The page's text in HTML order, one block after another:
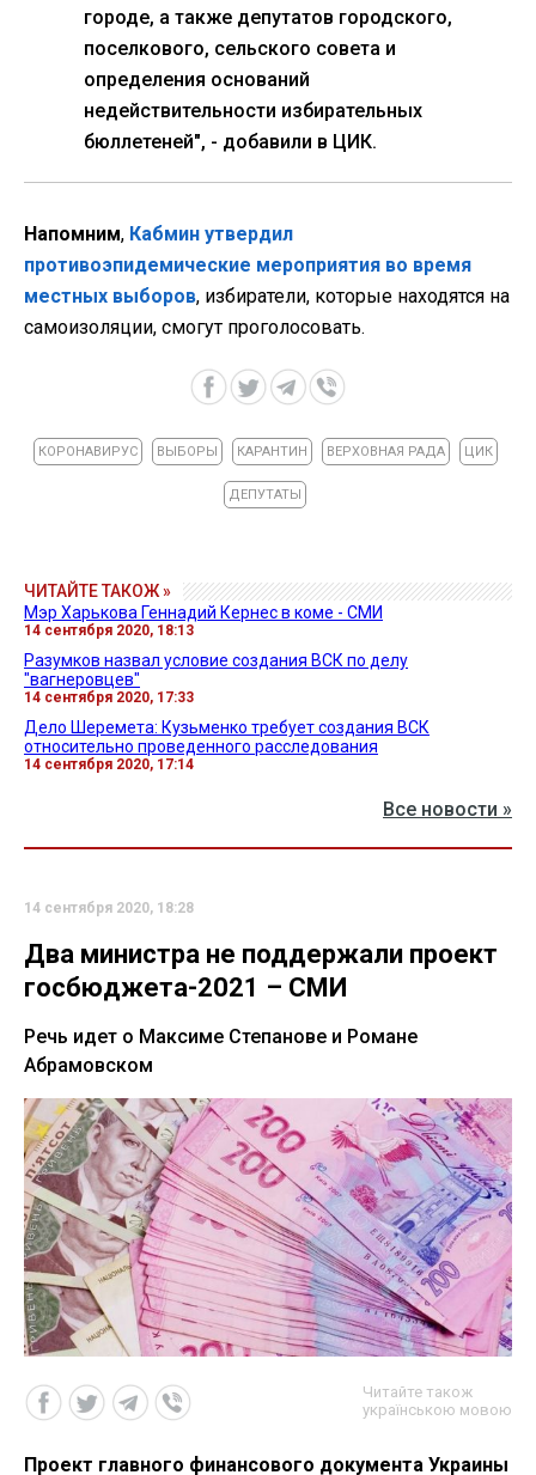
городе, а также депутатов городского,
поселкового, сельского совета и
определения оснований
недействительности избирательных
бюллетеней", - добавили в ЦИК.
Напомним, Кабмин утвердил
противоэпидемические мероприятия во время
местных выборов, избиратели, которые находятся на
самоизоляции, смогут проголосовать.
КОРОНАВИРУС ВЫБОРЫ КАРАНТИН ВЕРХОВНАЯ РАДА ЦИК
ДЕПУТАТЫ
ЧИТАЙТЕ ТАКОЖ »
Мэр Харькова Геннадий Кернес в коме - СМИ
14 сентября 2020, 18:13
Разумков назвал условие создания ВСК по делу
"вагнеровцев"
14 сентября 2020, 17:33
Дело Шеремета: Кузьменко требует создания ВСК
относительно проведенного расследования
14 сентября 2020, 17:14
Все новости »
14 сентября 2020, 18:28
Два министра не поддержали проект
госбюджета-2021 – СМИ
Речь идет о Максиме Степанове и Романе
Абрамовском
Читайте також
українською мовою
Проект главного финансового документа Украины